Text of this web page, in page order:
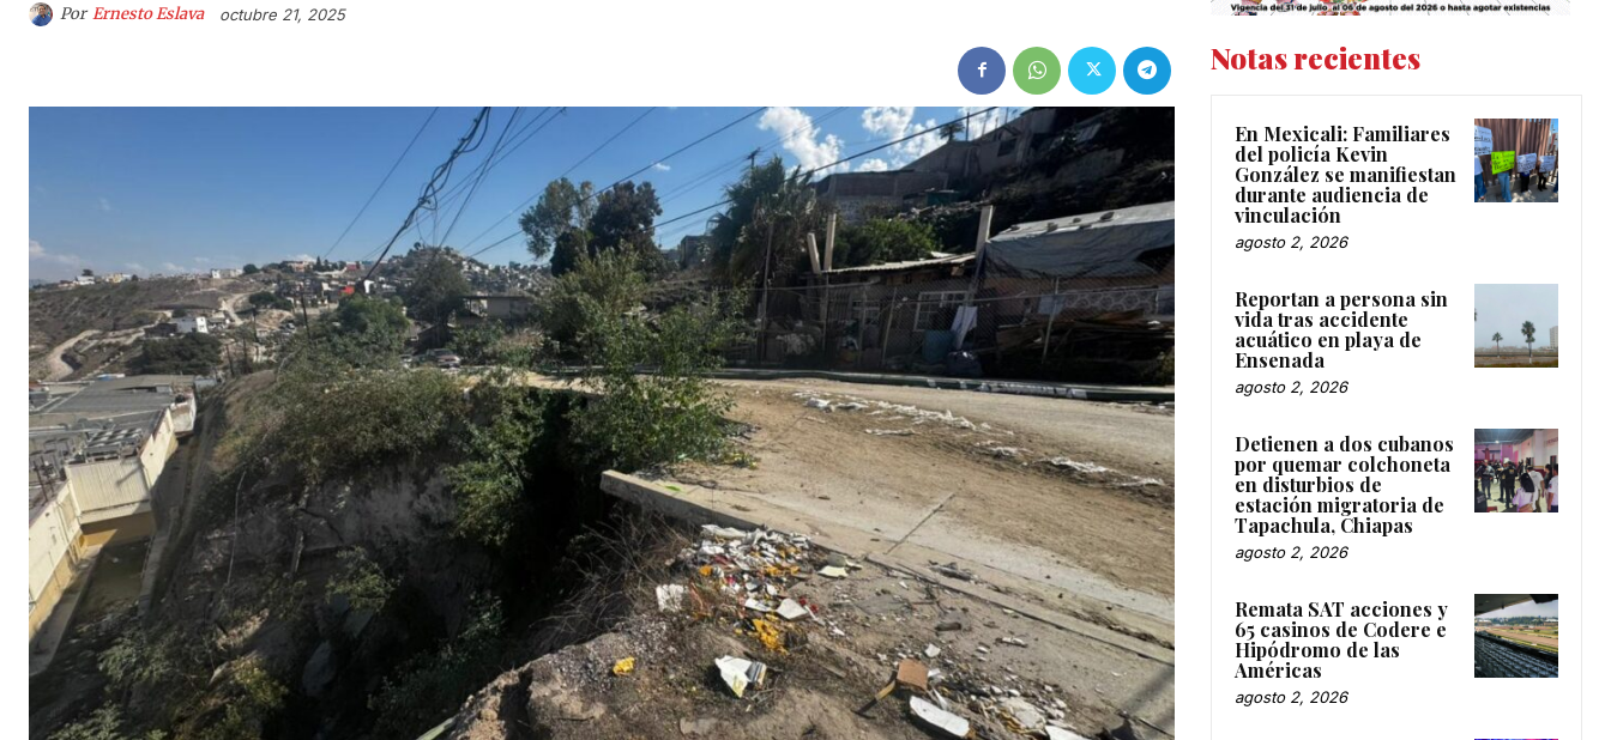
Por Ernesto Eslava octubre 21, 2025
Notas recientes
En Mexicali: Familiares
del policía Kevin
González se manifiestan
durante audiencia de
vinculación
agosto 2, 2026
Reportan a persona sin
vida tras accidente
acuático en playa de
Ensenada
agosto 2, 2026
Detienen a dos cubanos
por quemar colchoneta
en disturbios de
estación migratoria de
Tapachula, Chiapas
agosto 2, 2026
Remata SAT acciones y
65 casinos de Codere e
Hipódromo de las
Américas
agosto 2, 2026